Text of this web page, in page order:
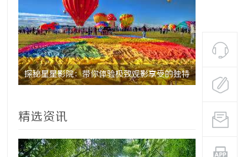
探秘星星影院：带你体验极致观影享受的独特 武汉配眼
精选资讯